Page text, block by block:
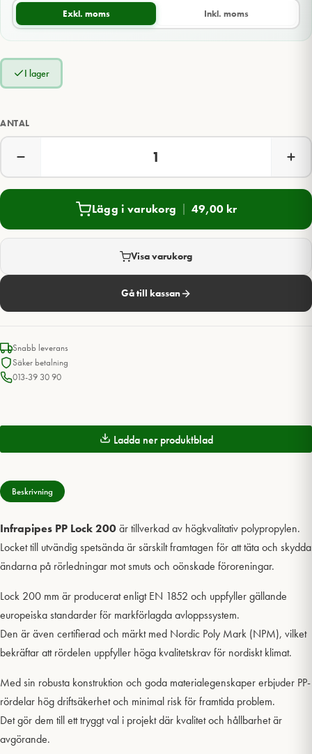
Exkl. moms Inkl. moms
I lager
ANTAL
Lägg i varukorg 49,00 kr
Visa varukorg
Gå till kassan
Snabb leverans
Säker betalning
013-39 30 90
Ladda ner produktblad
Beskrivning
Infrapipes PP Lock 200är tillverkad av högkvalitativ polypropylen.
Locket till utvändig spetsända är särskilt framtagen för att täta och skydda
ändarna på rörledningar mot smuts och oönskade föroreningar.
Lock 200 mm är producerat enligt EN 1852 och uppfyller gällande
europeiska standarder för markförlagda avloppssystem.
Den är även certifierad och märkt med Nordic Poly Mark (NPM), vilket
bekräftar att rördelen uppfyller höga kvalitetskrav för nordiskt klimat.
Med sin robusta konstruktion och goda materialegenskaper erbjuder PP-
rördelar hög driftsäkerhet och minimal risk för framtida problem.
Det gör dem till ett tryggt val i projekt där kvalitet och hållbarhet är
avgörande.